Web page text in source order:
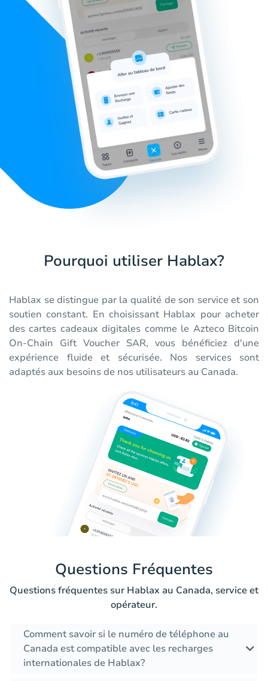
Pourquoi utiliser Hablax?
Hablax se distingue par la qualité de son service et son
soutien constant. En choisissant Hablax pour acheter
des cartes cadeaux digitales comme le Azteco Bitcoin
On-Chain Gift Voucher SAR, vous bénéficiez d'une
expérience fluide et sécurisée. Nos services sont
adaptés aux besoins de nos utilisateurs au Canada.
Questions Fréquentes
Questions fréquentes sur Hablax au Canada, service et
opérateur.
Comment savoir si le numéro de téléphone au
Canada est compatible avec les recharges
internationales de Hablax?